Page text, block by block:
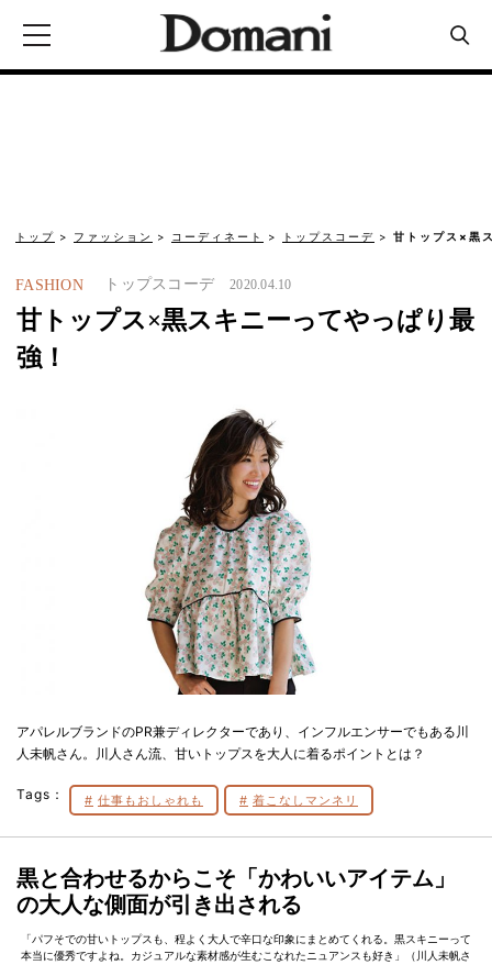
トップ ファッション コーディネート トップスコーデ 甘トップス×黒
FASHION トップスコーデ 2020.04.10
甘トップス×黒スキニーってやっぱり最
強！
アパレルブランドのPR兼ディレクターであり、インフルエンサーでもある川
人未帆さん。川人さん流、甘いトップスを大人に着るポイントとは？
Tags： 仕事もおしゃれも 着こなしマンネリ
黒と合わせるからこそ「かわいいアイテム」
の大人な側面が引き出される
「パフそでの甘いトップスも、程よく大人で辛口な印象にまとめてくれる。黒スキニーって
本当に優秀ですよね。カジュアルな素材感が生むこなれたニュアンスも好き」（川人未帆さ